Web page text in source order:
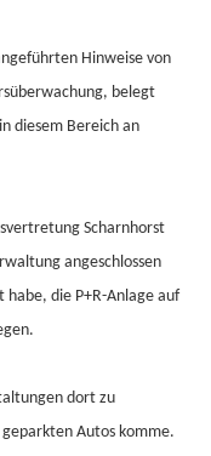
Hinweise von
belegt
diesem Bereich an
Scharnhorst
angeschlossen
habe, die P+R-Anlage auf
dort zu
Autos komme.